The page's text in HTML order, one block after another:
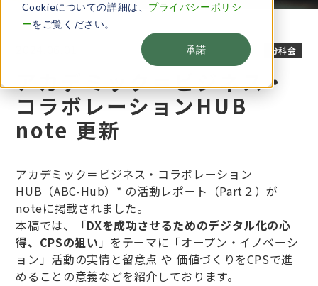
Cookieについての詳細は、 プライバシーポリシ
ーをご覧ください。
承諾 分科会
アカデミック＝ビジネス・
コラボレーションHUB
note 更新
アカデミック＝ビジネス・コラボレーション
HUB（ABC-Hub）* の活動レポート（Part２）が
noteに掲載されました。
本稿では、「DXを成功させるためのデジタル化の心
得、CPSの狙い 」をテーマに「オープン・イノベーシ
ョン」活動の実情と留意点 や 価値づくりをCPSで進
めることの意義などを紹介しております。